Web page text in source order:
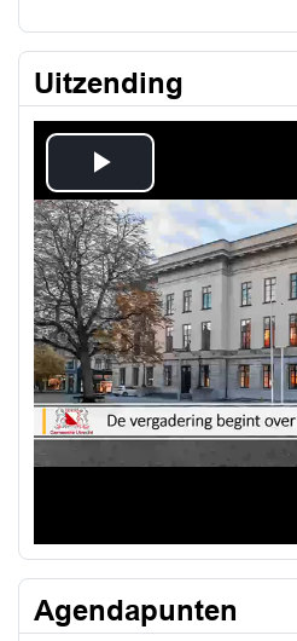
Uitzending
Play
Video
Agendapunten